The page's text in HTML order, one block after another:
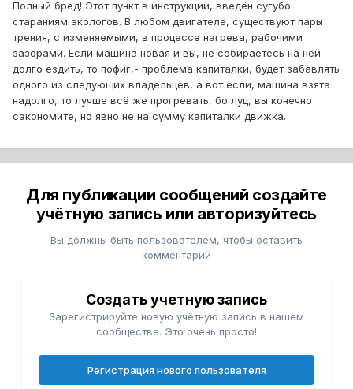
Полный бред! Этот пункт в инструкции, введён сугубо
стараниям экологов. В любом двигателе, существуют пары
трения, с изменяемыми, в процессе нагрева, рабочими
зазорами. Если машина новая и вы, не собираетесь на ней
долго ездить, то пофиг,- проблема капиталки, будет забавлять
одного из следующих владельцев, а вот если, машина взята
надолго, то лучше всё же прогревать, бо луц, вы конечно
сэкономите, но явно не на сумму капиталки движка.
Для публикации сообщений создайте
учётную запись или авторизуйтесь
Вы должны быть пользователем, чтобы оставить
комментарий
Создать учетную запись
Зарегистрируйте новую учётную запись в нашем
сообществе. Это очень просто!
Регистрация нового пользователя